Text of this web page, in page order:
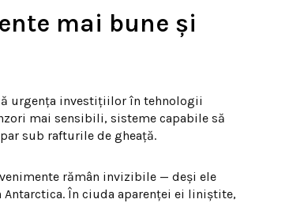
mai bune și
urgența investițiilor în tehnologii
mai sensibili, sisteme capabile să
sub rafturile de gheață.
rămân invizibile — deși ele
În ciuda aparenței ei liniștite,